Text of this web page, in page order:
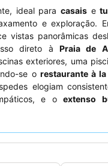
ideal paracasais e
e exploração.
vistas panorâmicas
direto à Praia de
exteriores, uma
se o restaurante à
elogiam
e o extenso
memorável,